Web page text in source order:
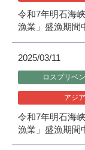
令和7年明石海
漁業」盛漁期間
2025/03/11
ロスプリベ
アジア
令和7年明石海
漁業」盛漁期間